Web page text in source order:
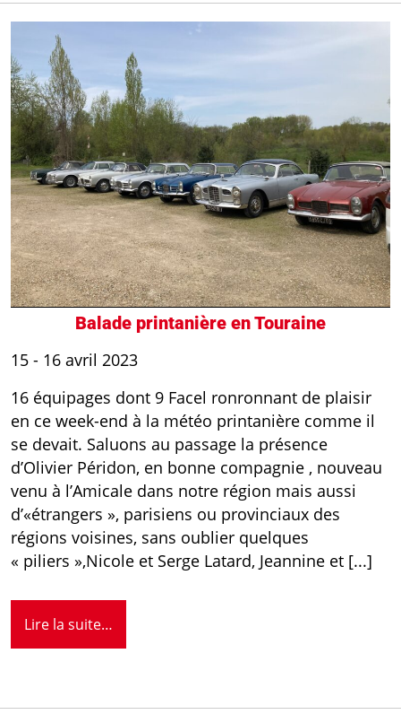
Balade printanière en Touraine
15 - 16 avril 2023
16 équipages dont 9 Facel ronronnant de plaisir
en ce week-end à la météo printanière comme il
se devait. Saluons au passage la présence
d’Olivier Péridon, en bonne compagnie , nouveau
venu à l’Amicale dans notre région mais aussi
d’«étrangers », parisiens ou provinciaux des
régions voisines, sans oublier quelques
« piliers »,Nicole et Serge Latard, Jeannine et [...]
Lire la suite…